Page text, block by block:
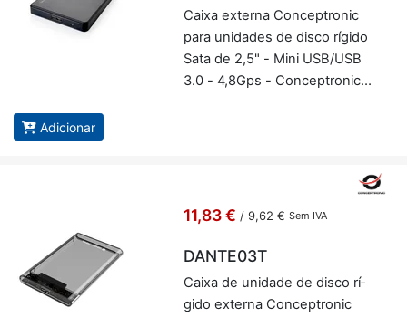
Caixa ex­terna Con­cep­tronic
para uni­dades de disco rí­gido
Sata de 2,5" - Mini USB/USB
3.0 - 4,8Gps - Con­cep­tronic
Adicionar
11,83 € / 9,62 € Sem IVA
DANTE03T
Caixa de uni­dade de disco rí­
gido ex­terna Con­cep­tronic